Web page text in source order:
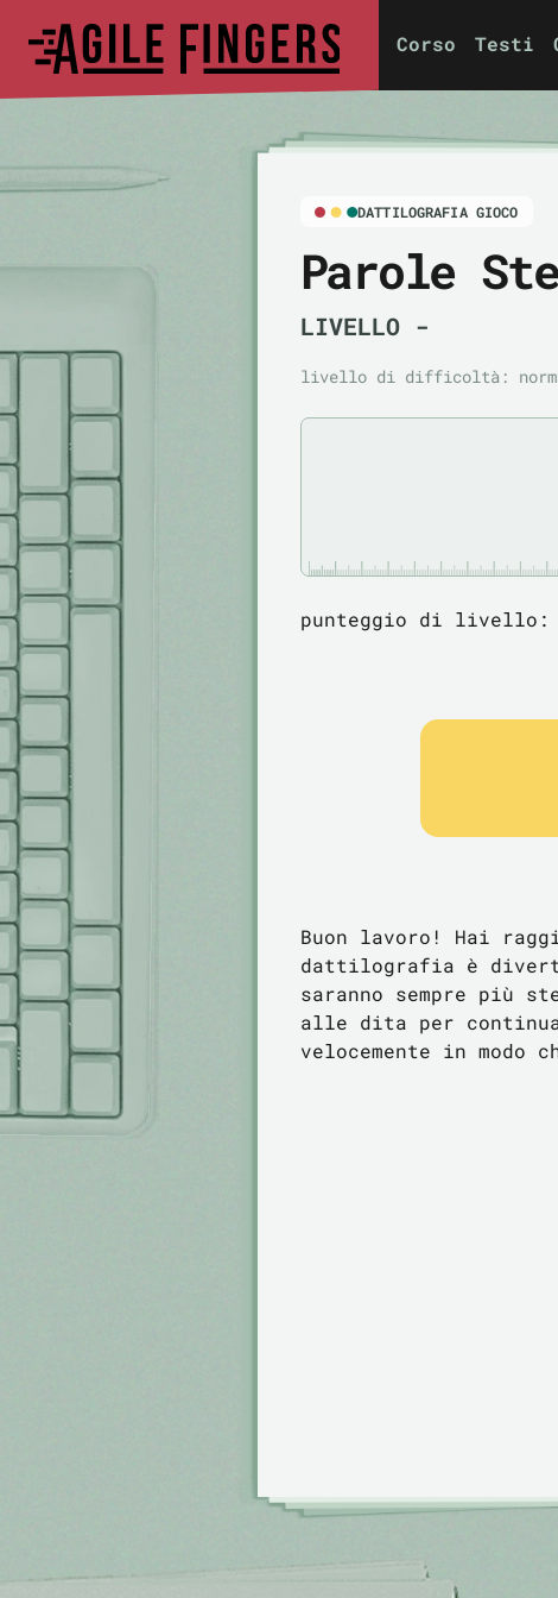
Corso Testi
DATTILOGRAFIA GIOCO
Parole
LIVELLO -
livello di difficoltà:
punteggio di livello:
Buon lavoro! Hai
dattilografia è
saranno sempre più
alle dita per
velocemente in modo